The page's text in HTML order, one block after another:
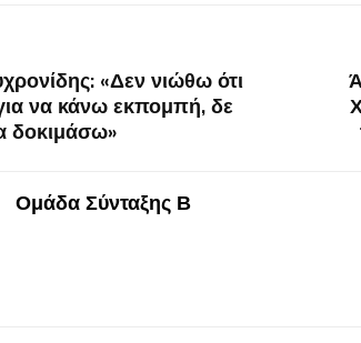
«Δεν νιώθω ότι
να κάνω εκπομπή, δε
δοκιμάσω»
Ομάδα Σύνταξης Β